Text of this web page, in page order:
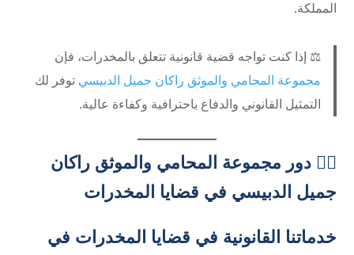
المملكة.
⚖️ إذا كنت تواجه قضية قانونية تتعلق بالمخدرات، فإن
مجموعة المحامي والموثق راكان جميل الدبيسي توفر لك
التمثيل القانوني والدفاع باحترافية وكفاءة عالية.
👨‍⚖️ دور مجموعة المحامي والموثق راكان
جميل الدبيسي في قضايا المخدرات
خدماتنا القانونية في قضايا المخدرات في